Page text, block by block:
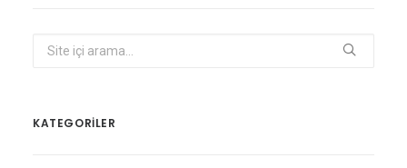
KATEGORİLER